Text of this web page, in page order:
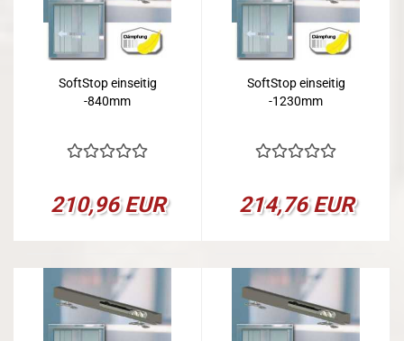
SoftStop einseitig
-840mm
210,96 EUR
SoftStop einseitig
-1230mm
214,76 EUR